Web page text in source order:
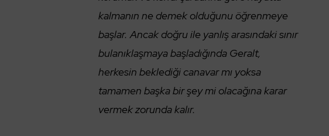
kalmanın ne demek olduğunu öğrenmeye
başlar. Ancak doğru ile yanlış arasındaki sınır
bulanıklaşmaya başladığında Geralt,
herkesin beklediği canavar mı yoksa
tamamen başka bir şey mi olacağına karar
vermek zorunda kalır.